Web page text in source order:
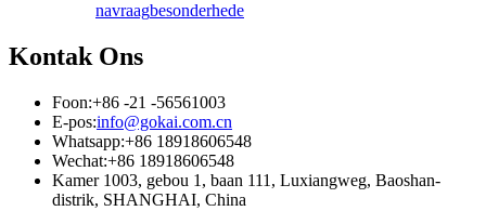
navraagbesonderhede
Kontak Ons
Foon:+86 -21 -56561003
E-pos:info@gokai.com.cn
Whatsapp:+86 18918606548
Wechat:+86 18918606548
Kamer 1003, gebou 1, baan 111, Luxiangweg, Baoshan-
distrik, SHANGHAI, China